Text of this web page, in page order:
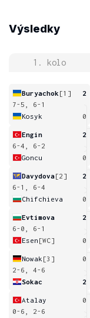
Výsledky
1. kolo
Buryachok [1]
2
7-5, 6-1
Kosyk
0
Engin
2
6-4, 6-2
Goncu
0
Davydova[2]
2
6-1, 6-4
Chifchieva
0
Evtimova
2
6-0, 6-1
Esen [WC] 0
Nowak [3]
0
2-6, 4-6
Sokac
2
Atalay
0
0-6, 2-6